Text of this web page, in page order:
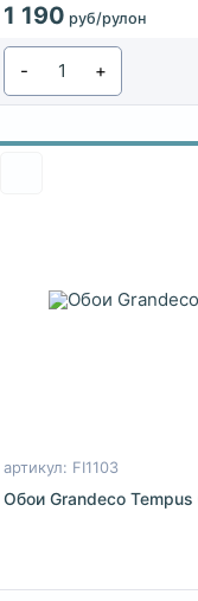
1 190 руб/рулон
- +
артикул: FI1103
Обои Grandeco Tempus